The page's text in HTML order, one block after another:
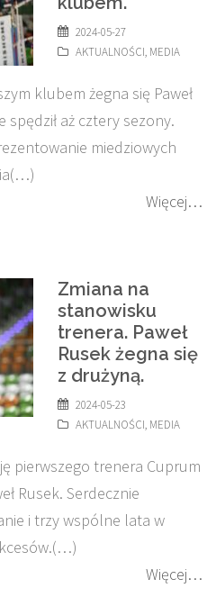
2024-05-27
AKTUALNOŚCI, MEDIA
klubem żegna się Paweł
aż cztery sezony.
miedziowych
Więcej…
Zmiana na
stanowisku
trenera. Paweł
Rusek żegna się
z drużyną.
2024-05-23
AKTUALNOŚCI, MEDIA
pierwszego trenera Cuprum
Rusek. Serdecznie
i trzy wspólne lata w
Więcej…